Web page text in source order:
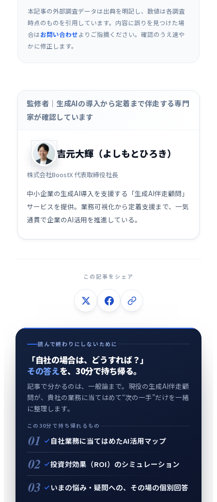
本記事の外部調査データは出典を明記し、数値は各調査
時点のものを引用しています。内容に誤りを見つけた場
合はお問い合わせよりご指摘ください。確認のうえ速や
かに修正します。
監修者｜生成AIの導入から定着まで伴走する専門
家が確認しています
吉元大輝（よしもとひろき）
株式会社BoostX 代表取締役社長
中小企業の生成AI導入を支援する「生成AI伴走顧問」
サービスを提供。業務可視化から定着支援まで、一気
通貫で企業のAI活用を推進している。
この記事をシェア
読んで終わりにしないために
「自社の場合は、どうすれば？」
その答えを、30分で持ち帰る。
記事で分かるのは、一般論まで。現役の生成AI伴走顧
問が、貴社の業務に当てはめて“次の一手”だけを一緒
に整理します。
この30分で持ち帰れるもの
01 自社業務に当てはめたAI活用マップ
02 投資対効果（ROI）のシミュレーション
03 いまの悩み・疑問への、その場の個別回答